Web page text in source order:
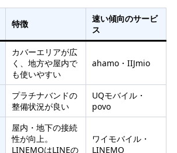
特徴
速い傾向のサービ
ス
カバーエリアが広
く、地方や屋内で
も使いやすい
ahamo・IIJmio
プラチナバンドの
整備状況が良い
UQモバイル・
povo
屋内・地下の接続
性が向上。
LINEMOはLINEの
ワイモバイル・
LINEMO